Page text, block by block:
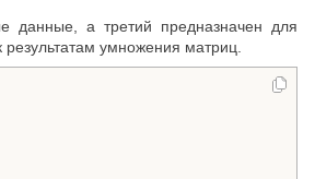
данные, а третий предназначен для
умножения матриц.